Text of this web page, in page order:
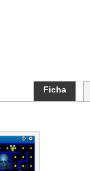
Ficha